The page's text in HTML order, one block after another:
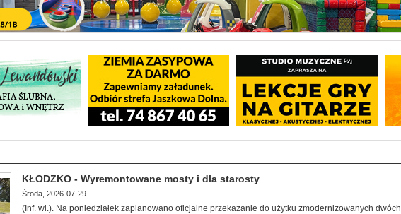
KŁODZKO - Wyremontowane mosty i dla starosty
Środa, 2026-07-29
(Inf. wł.). Na poniedziałek zaplanowano oficjalne przekazanie do użytku zmodernizowanych dwóch